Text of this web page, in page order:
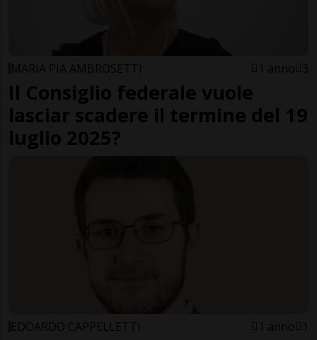
MARIA PIA AMBROSETTI 1 anno 3
Il Consiglio federale vuole
lasciar scadere il termine del 19
luglio 2025?
EDOARDO CAPPELLETTI 1 anno 1